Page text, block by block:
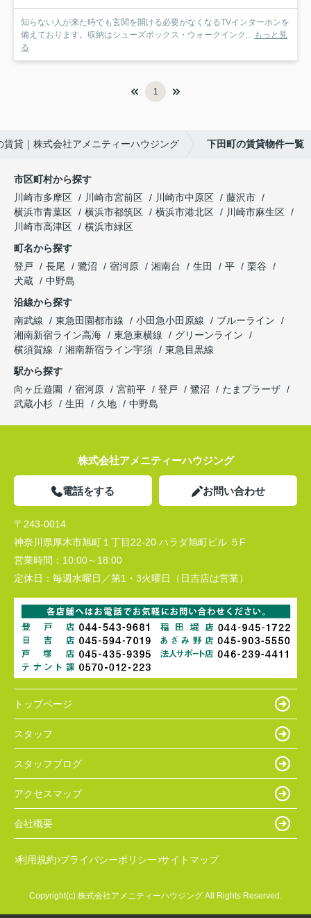
知らない人が来た時でも玄関を開ける必要がなくなるTVインターホンを
備えております。収納はシューズボックス・ウォークインク... もっと見
る
1
賃貸｜株式会社アメニティーハウジング 下田町の賃貸物件一覧
市区町村から探す
川崎市多摩区
川崎市宮前区 川崎市中原区
藤沢市
横浜市青葉区
横浜市都筑区 横浜市港北区
川崎市麻生区
川崎市高津区
横浜市緑区
町名から探す
登戸
長尾 鷺沼 宿河原 湘南台 生田 平
栗谷
犬蔵
中野島
沿線から探す
南武線
東急田園都市線 小田急小田原線
ブルーライン
湘南新宿ライン高海
東急東横線
グリーンライン
横須賀線
湘南新宿ライン宇須
東急目黒線
駅から探す
向ヶ丘遊園
宿河原 宮前平 登戸 鷺沼
たまプラーザ
武蔵小杉
生田 久地 中野島
株式会社アメニティーハウジング
電話をする お問い合わせ
〒243-0014
神奈川県厚木市旭町１丁目22-20 ハラダ旭町ビル ５F
営業時間： 10:00～18:00
定休日： 毎週水曜日／第1・3火曜日（日吉店は営業）
トップページ
スタッフ
スタッフブログ
アクセスマップ
会社概要
利用規約 プライバシーポリシー サイトマップ
Copyright(c) 株式会社アメニティーハウジング All Rights Reserved.